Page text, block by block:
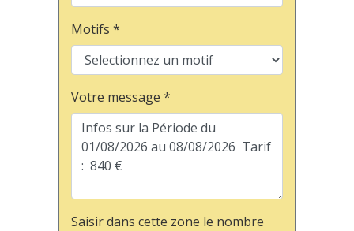
Motifs *
Votre message *
Saisir dans cette zone le nombre